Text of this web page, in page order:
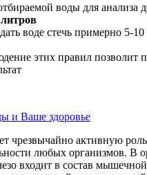
воды для анализа
воде стечь примерно 5-
этих правил позволит
и Ваше здоровье
чрезвычайно активную
любых организмов. В
входит в состав